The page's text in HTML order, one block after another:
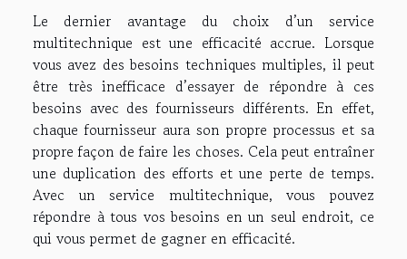
Le dernier avantage du choix d’un service
multitechnique est une efficacité accrue. Lorsque
vous avez des besoins techniques multiples, il peut
être très inefficace d’essayer de répondre à ces
besoins avec des fournisseurs différents. En effet,
chaque fournisseur aura son propre processus et sa
propre façon de faire les choses. Cela peut entraîner
une duplication des efforts et une perte de temps.
Avec un service multitechnique, vous pouvez
répondre à tous vos besoins en un seul endroit, ce
qui vous permet de gagner en efficacité.